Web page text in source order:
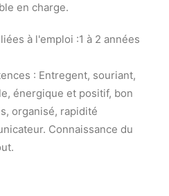
en charge.
à l'emploi :1 à 2 années
: Entregent, souriant,
énergique et positif, bon
organisé, rapidité
Connaissance du